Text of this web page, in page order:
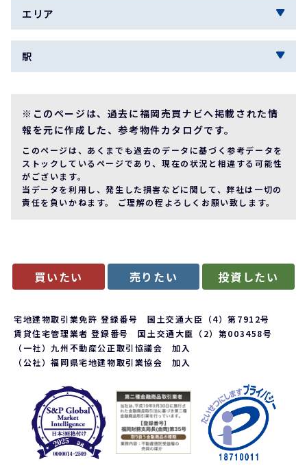
エリア
駅
※このページは、過去に福岡売買ナビへ掲載された情
報を元に作成した、参考物件カタログです。
このページは、あくまでも過去のデータに基づく参考データを
ストックしているページであり、現在の状況と相違する可能性
がございます。
当データを利用し、発生した損害などに関して、弊社は一切の
責任を負いかねます。 ご理解の程よろしくお願い致します。
買いたい 売りたい 投資したい
宅地建物取引業免許 登録番号 国土交通大臣（4）第7912号
賃貸住宅管理業者 登録番号 国土交通大臣（2）第003458号
（一社）九州不動産公正取引協議会 加入
（公社）福岡県宅地建物取引業協会 加入